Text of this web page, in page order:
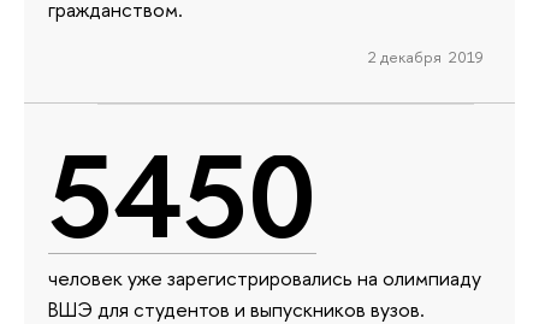
гражданством.
2 декабря 2019
5450
человек уже зарегистрировались на олимпиаду
ВШЭ для студентов и выпускников вузов.